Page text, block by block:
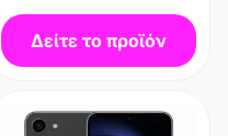
Δείτε το προϊόν